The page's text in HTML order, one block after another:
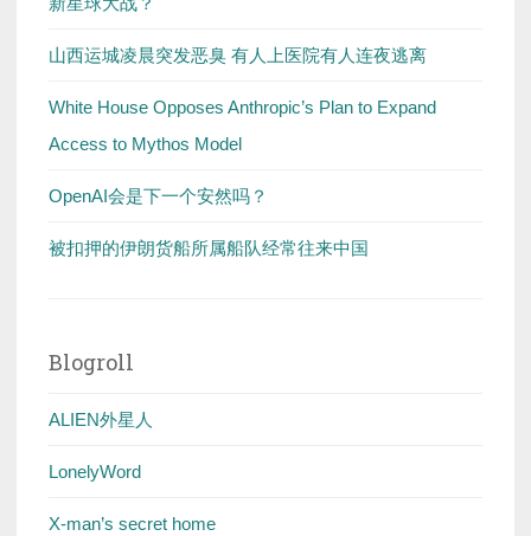
山西运城凌晨突发恶臭 有人上医院有人连夜逃离
White House Opposes Anthropic’s Plan to Expand
Access to Mythos Model
OpenAI会是下一个安然吗？
被扣押的伊朗货船所属船队经常往来中国
Blogroll
ALIEN外星人
LonelyWord
X-man’s secret home